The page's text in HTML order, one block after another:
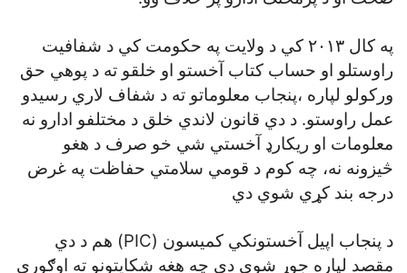
په کال ۲۰۱۳ کي د ولايت په حکومت کي د شفافيت
راوستلو او حساب کتاب آخستو او خلقو ته د پوهي حق
ورکولو لپاره ،پنجاب معلوماتو ته د شفاف لاري رسيدو
عمل راوستو. د دي قانون لاندي خلق د مختلفو ادارو نه
معلومات او ريکارډ آخستي شي خو صرف د هغو
څيزونه نه، چه کوم د قومي سلامتي حفاظت په غرض
درجه بند کړي شوي دي
د پنجاب اپيل آخستونکي کميسون (PIC) هم د دي
مقصد لپاره جوړ شوي دي چه هغه شکايتونو ته اوګوري